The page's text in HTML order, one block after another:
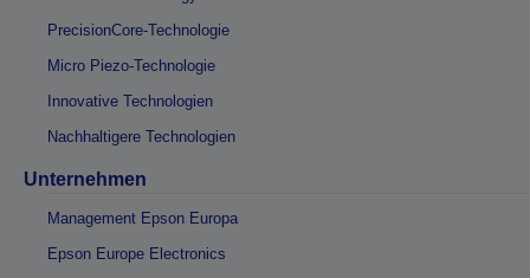
PrecisionCore-Technologie
Micro Piezo-Technologie
Innovative Technologien
Nachhaltigere Technologien
Unternehmen
Management Epson Europa
Epson Europe Electronics